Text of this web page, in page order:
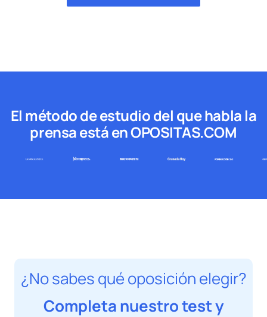
El método de estudio del que habla la
prensa está en OPOSITAS.COM
¿No sabes qué oposición elegir?
Completa nuestro test y